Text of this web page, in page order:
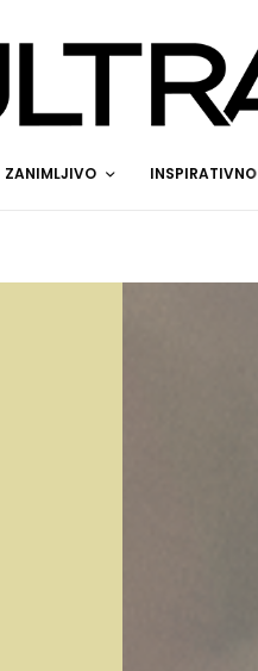
ZANIMLJIVO INSPIRATIVNO